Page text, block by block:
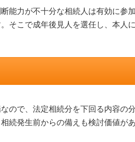
能力が不十分な相続人は有効に参
そこで成年後見人を選任し、本人
ので、法定相続分を下回る内容の
続発生前からの備えも検討価値が